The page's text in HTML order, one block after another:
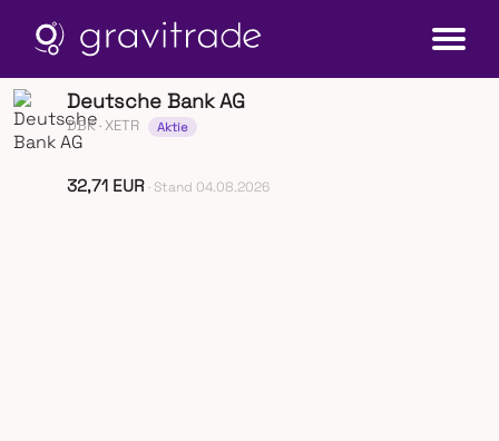
Deutsche Bank AG
DBK· XETR Aktie
32,71 EUR· Stand 04.08.2026